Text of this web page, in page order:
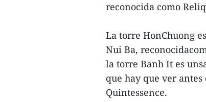
reconocida como
La torre HonChuong
Nui Ba,
la torre Banh It es
que hay que ver
Quintessence.